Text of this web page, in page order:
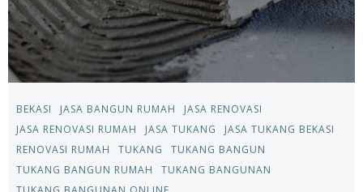
BEKASI JASA BANGUN RUMAH
JASA RENOVASI
JASA RENOVASI RUMAH
JASA TUKANG
JASA TUKANG BEKASI
RENOVASI RUMAH
TUKANG
TUKANG BANGUN
TUKANG BANGUN RUMAH
TUKANG BANGUNAN